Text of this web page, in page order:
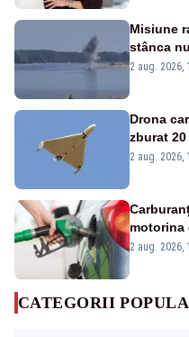
Misiune
stânca
2 aug. 2026,
Drona
zburat
2 aug. 2026,
motorina
2 aug. 2026,
CATEGORII